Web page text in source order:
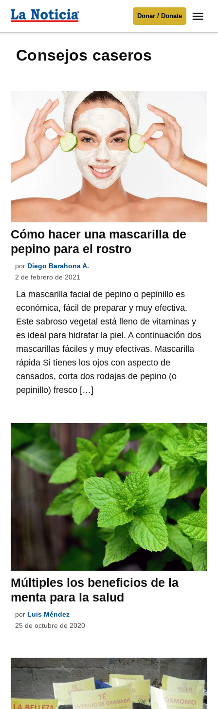
Para mantenerte informado necesitamos
contenido
Noticia
Donar / Donate
consejos caseros
Cómo hacer una mascarilla de
pepino para el rostro
por Diego Barahona A.
2 de febrero de 2021
La mascarilla facial de pepino o pepinillo es
económica, fácil de preparar y muy efectiva.
Este sabroso vegetal está lleno de vitaminas y
es ideal para hidratar la piel. A continuación dos
mascarillas fáciles y muy efectivas. Mascarilla
rápida Si tienes los ojos con aspecto de
cansados, corta dos rodajas de pepino (o
pepinillo) fresco […]
Múltiples los beneficios de la
menta para la salud
por Luis Méndez
25 de octubre de 2020